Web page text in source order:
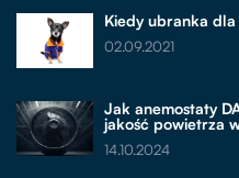
Kiedy ubranka
02.09.2021
Jak anemostaty
jakość powietrza
14.10.2024